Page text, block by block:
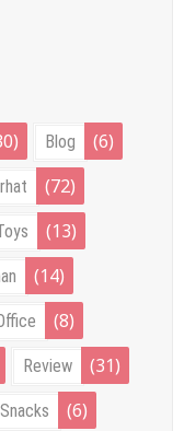
Blog (6)
(72)
(13)
(14)
(8)
Review (31)
Snacks (6)